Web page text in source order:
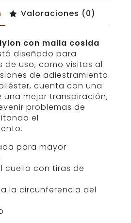
Valoraciones (0)
con malla cosida
diseñado para
de uso, como visitas al
de adiestramiento.
cuenta con una
una mejor transpiración,
problemas de
el
para mayor
cuello con tiras de
la circunferencia del